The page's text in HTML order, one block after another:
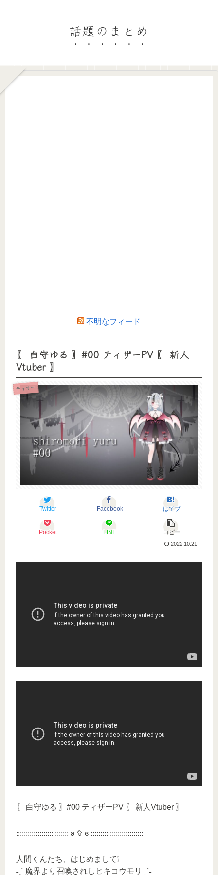
話題のまとめ
不明なフィード
〖 白守ゆる 〗#00 ティザーPV 〖 新人
Vtuber 〗
ティザー
Twitter Facebook はてブ
Pocket LINE コピー
2022.10.21
〖 白守ゆる 〗#00 ティザーPV 〖 新人Vtuber 〗
::::::::::::::::::::::::::: ʚ ✞ ɞ :::::::::::::::::::::::::::
人間くんたち、はじめまして❕
˗ˏˋ 魔界より召喚されしヒキコウモリ ˎˊ˗